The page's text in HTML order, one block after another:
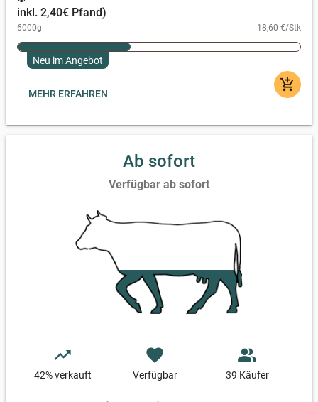
inkl. 2,40€ Pfand)
6000g 18,60 €/Stk
Neu im Angebot
add_shopping_cart
MEHR ERFAHREN
Ab sofort
Verfügbar ab sofort
trending_up
42% verkauft
favorite
Verfügbar
people_alt
39 Käufer